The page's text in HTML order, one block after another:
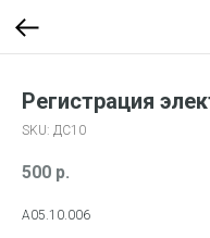
Регистрация
SKU: ДС10
500 р.
A05.10.006